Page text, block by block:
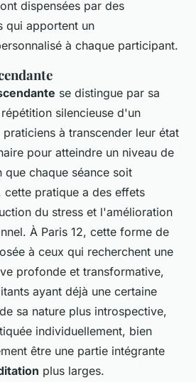
dispensées par des
qui apportent un
à chaque participant.
se distingue par sa
silencieuse d'un
à transcender leur état
pour atteindre un niveau de
chaque séance soit
cette pratique a des effets
du stress et l'amélioration
À Paris 12, cette forme de
à ceux qui recherchent une
profonde et transformative,
ayant déjà une certaine
sa nature plus introspective,
individuellement, bien
être une partie intégrante
plus larges.